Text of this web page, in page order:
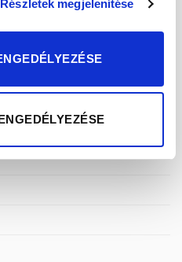
Részletek megjelenítése